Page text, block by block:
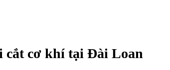
cắt cơ khí tại Đài Loan